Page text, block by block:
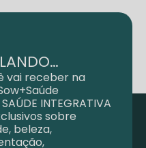
vai receber na
INTEGRATIVA
sobre
beleza,